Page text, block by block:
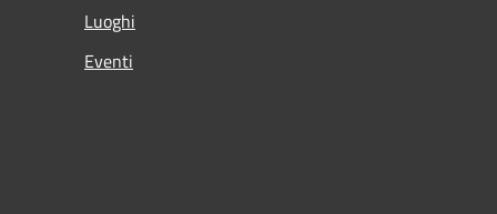
Luoghi
Eventi